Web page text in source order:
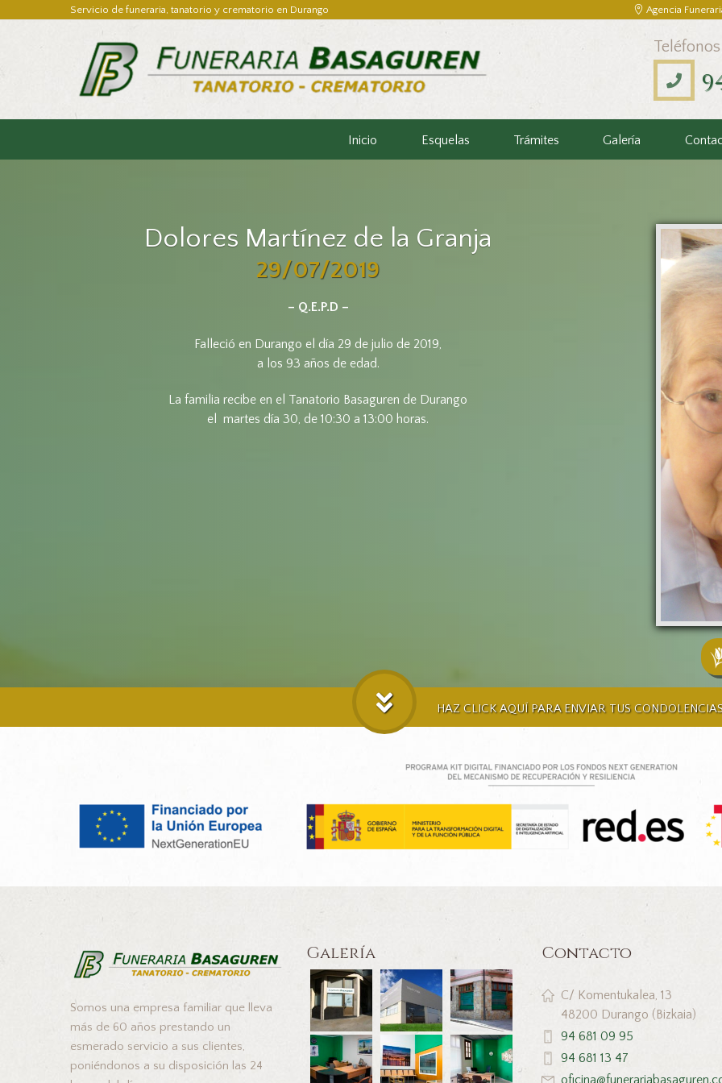
Servicio de funeraria, tanatorio y crematorio en Durango Agencia
Inicio Esquelas Trámites Galería
Dolores Martínez de la Granja
29/07/2019
– Q.E.P.D –
Falleció en Durango el día 29 de julio de 2019,
a los 93 años de edad.
La familia recibe en el Tanatorio Basaguren de Durango
el martes día 30, de 10:30 a 13:00 horas.
HAZ CLICK AQUÍ PARA ENVIAR TUS
Somos una empresa familiar que lleva
más de 60 años prestando un
esmerado servicio a sus clientes,
poniéndonos a su disposición las 24
Galería Contacto
C/ Komentukalea, 13
48200 Durango (Bizkaia)
94 681 09 95
94 681 13 47